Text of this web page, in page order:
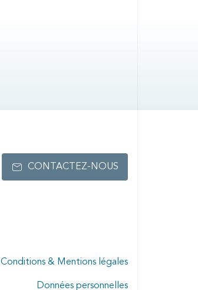
CONTACTEZ-NOUS
Conditions & Mentions légales
Données personnelles